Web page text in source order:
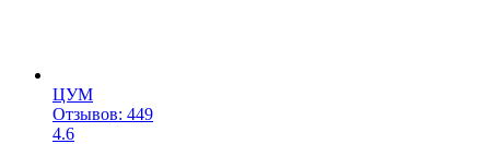
ЦУМ
Отзывов: 449
4.6